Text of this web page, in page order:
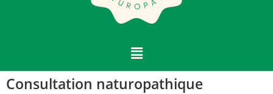
Consultation naturopathique